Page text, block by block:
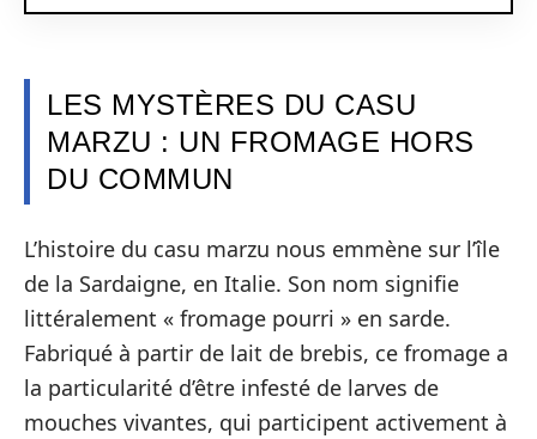
LES MYSTÈRES DU CASU
MARZU : UN FROMAGE HORS
DU COMMUN
L’histoire du casu marzu nous emmène sur l’île
de la Sardaigne, en Italie. Son nom signifie
littéralement « fromage pourri » en sarde.
Fabriqué à partir de lait de brebis, ce fromage a
la particularité d’être infesté de larves de
mouches vivantes, qui participent activement à